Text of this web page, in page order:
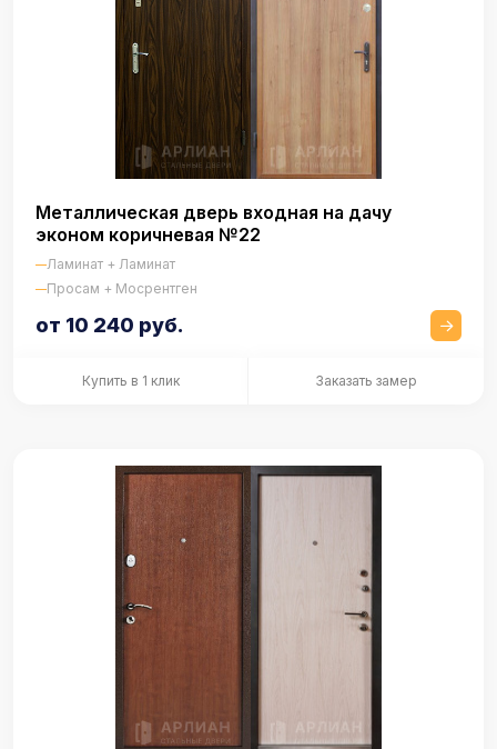
Металлическая дверь входная на дачу
эконом коричневая №22
Ламинат + Ламинат
Просам + Мосрентген
от 10 240 руб.
Купить в 1 клик Заказать замер